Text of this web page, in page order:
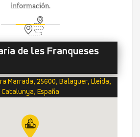
información.
de les Franqueses
Marrada, 25600, Balaguer, Lleida,
Catalunya, España